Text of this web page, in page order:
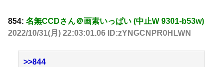
854: 名無CCDさん＠画素いっぱい (中止W 9301-b53w)
2022/10/31(月) 22:03:01.06 ID:zYNGCNPR0HLWN
>>844